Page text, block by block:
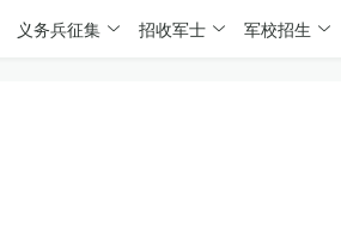
义务兵征集 招收军士 军校招生